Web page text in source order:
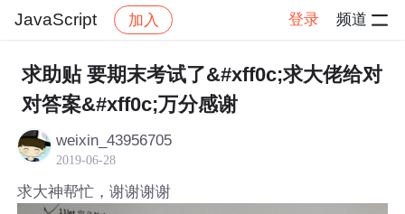
JavaScript 加入 登录 频道
社区 JavaScript 帖子详情
求助贴 要期末考试了&#xff0c;求大佬给对
对答案&#xff0c;万分感谢
weixin_43956705
2019-06-28
求大神帮忙，谢谢谢谢